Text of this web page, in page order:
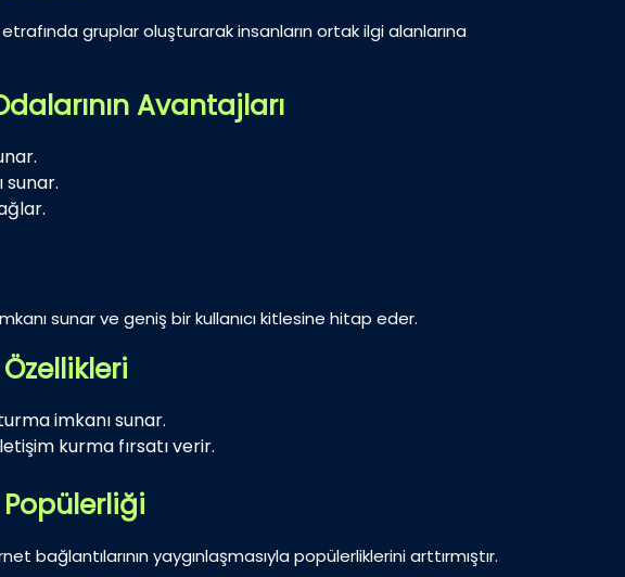
gruplar oluşturarak insanların ortak ilgi alanlarına
Avantajları
sunar.
sunar ve geniş bir kullanıcı kitlesine hitap eder.
imkanı sunar.
kurma fırsatı verir.
Popülerliği
bağlantılarının yaygınlaşmasıyla popülerliklerini arttırmıştır.